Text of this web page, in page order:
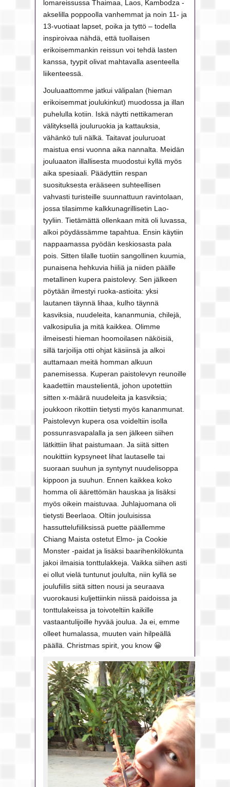
lomareissussa Thaimaa, Laos, Kambodza -
akselilla poppoolla vanhemmat ja noin 11- ja
13-vuotiaat lapset, poika ja tyttö – todella
inspiroivaa nähdä, että tuollaisen
erikoisemmankin reissun voi tehdä lasten
kanssa, tyypit olivat mahtavalla asenteella
liikenteessä.
Jouluaattomme jatkui välipalan (hieman
erikoisemmat joulukinkut) muodossa ja illan
puhelulla kotiin. Iskä näytti nettikameran
välityksellä jouluruokia ja kattauksia,
vähänkö tuli nälkä. Taitavat jouluruoat
maistua ensi vuonna aika nannalta. Meidän
jouluaaton illallisesta muodostui kyllä myös
aika spesiaali. Päädyttiin respan
suosituksesta erääseen suhteellisen
vahvasti turisteille suunnattuun ravintolaan,
jossa tilasimme kalkkunagrillisetin Lao-
tyyliin. Tietämättä ollenkaan mitä oli luvassa,
alkoi pöydässämme tapahtua. Ensin käytiin
nappaamassa pyödän keskiosasta pala
pois. Sitten tilalle tuotiin sangollinen kuumia,
punaisena hehkuvia hiiliä ja niiden päälle
metallinen kupera paistolevy. Sen jälkeen
pöytään ilmestyi ruoka-astioita: yksi
lautanen täynnä lihaa, kulho täynnä
kasviksia, nuudeleita, kananmunia, chilejä,
valkosipulia ja mitä kaikkea. Olimme
ilmeisesti hieman hoomoilasen näköisiä,
sillä tarjoilija otti ohjat käsiinsä ja alkoi
auttamaan meitä homman alkuun
panemisessa. Kuperan paistolevyn reunoille
kaadettiin maustelientä, johon upotettiin
sitten x-määrä nuudeleita ja kasviksia;
joukkoon rikottiin tietysti myös kananmunat.
Paistolevyn kupera osa voideltiin isolla
possunrasvapalalla ja sen jälkeen siihen
lätkittiin lihat paistumaan. Ja siitä sitten
noukittiin kypsyneet lihat lautaselle tai
suoraan suuhun ja syntynyt nuudelisoppa
kippoon ja suuhun. Ennen kaikkea koko
homma oli äärettömän hauskaa ja lisäksi
myös oikein maistuvaa. Juhlajuomana oli
tietysti Beerlaoa. Oltiin jouluisissa
hassuttelufiiliksissä puette päällemme
Chiang Maista ostetut Elmo- ja Cookie
Monster -paidat ja lisäksi baarihenkilökunta
jakoi ilmaisia tonttulakkeja. Vaikka siihen asti
ei ollut vielä tuntunut joululta, niin kyllä se
joulufiilis siitä sitten nousi ja seuraava
vuorokausi kuljettiinkin niissä paidoissa ja
tonttulakeissa ja toivoteltiin kaikille
vastaantulijoille hyvää joulua. Ja ei, emme
olleet humalassa, muuten vain hilpeällä
päällä. Christmas spirit, you know 😀